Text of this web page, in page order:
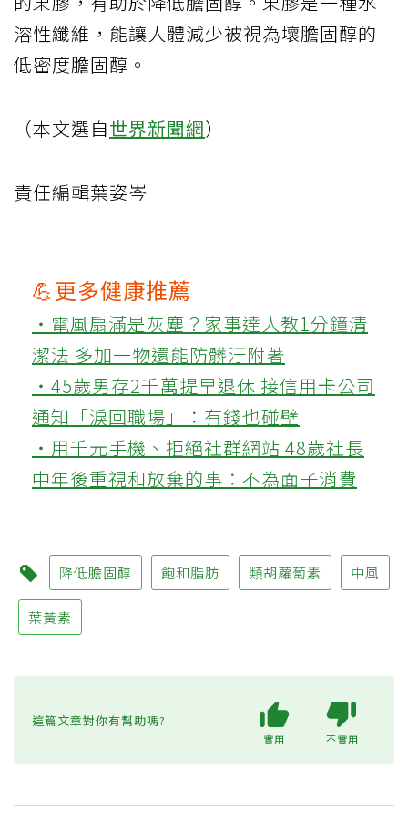
溶性纖維，能讓人體減少被視為壞膽固醇的
低密度膽固醇。
（本文選自世界新聞網）
責任編輯葉姿岑
💪更多健康推薦
‧電風扇滿是灰塵？家事達人教1分鐘清
潔法 多加一物還能防髒汙附著
‧45歲男存2千萬提早退休 接信用卡公司
通知「淚回職場」：有錢也碰壁
‧用千元手機、拒絕社群網站 48歲社長
中年後重視和放棄的事：不為面子消費
降低膽固醇 飽和脂肪 類胡蘿蔔素 中風
葉黃素
這篇文章對你有幫助嗎?
實用 不實用